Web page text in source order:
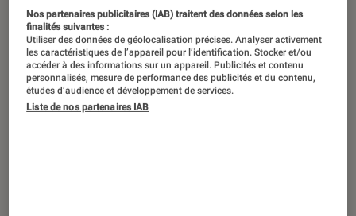
Les meilleurs romans sur l’uchronie
SÉLECTION
Livres / BD • 02 sep. 2025
Nos partenaires publicitaires (IAB) traitent des données selon les
finalités suivantes :
Utiliser des données de géolocalisation précises. Analyser activement
les caractéristiques de l’appareil pour l’identification. Stocker et/ou
accéder à des informations sur un appareil. Publicités et contenu
personnalisés, mesure de performance des publicités et du contenu,
études d’audience et développement de services.
Liste de nos partenaires IAB